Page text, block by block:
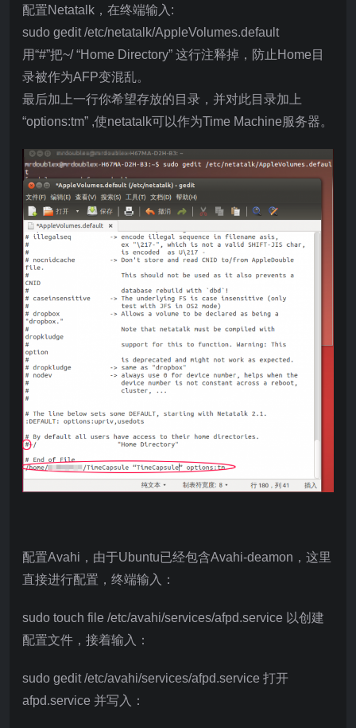
配置Netatalk，在终端输入:
sudo gedit /etc/netatalk/AppleVolumes.default
用“#”把~/ “Home Directory” 这行注释掉，防止Home目
录被作为AFP变混乱。
最后加上一行你希望存放的目录，并对此目录加上
“options:tm” ,使netatalk可以作为Time Machine服务器。
配置Avahi，由于Ubuntu已经包含Avahi-deamon，这里
直接进行配置，终端输入：
sudo touch file /etc/avahi/services/afpd.service 以创建
配置文件，接着输入：
sudo gedit /etc/avahi/services/afpd.service 打开
afpd.service 并写入：